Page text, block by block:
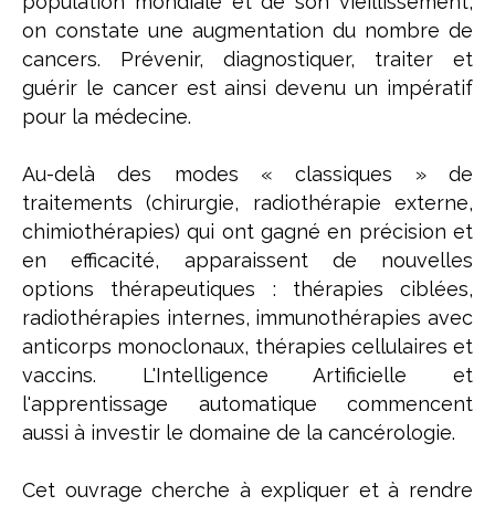
on constate une augmentation du nombre de
cancers. Prévenir, diagnostiquer, traiter et
guérir le cancer est ainsi devenu un impératif
pour la médecine.
Au-delà des modes « classiques » de
traitements (chirurgie, radiothérapie externe,
chimiothérapies) qui ont gagné en précision et
en efficacité, apparaissent de nouvelles
options thérapeutiques : thérapies ciblées,
radiothérapies internes, immunothérapies avec
anticorps monoclonaux, thérapies cellulaires et
vaccins. L'Intelligence Artificielle et
l'apprentissage automatique commencent
aussi à investir le domaine de la cancérologie.
Cet ouvrage cherche à expliquer et à rendre